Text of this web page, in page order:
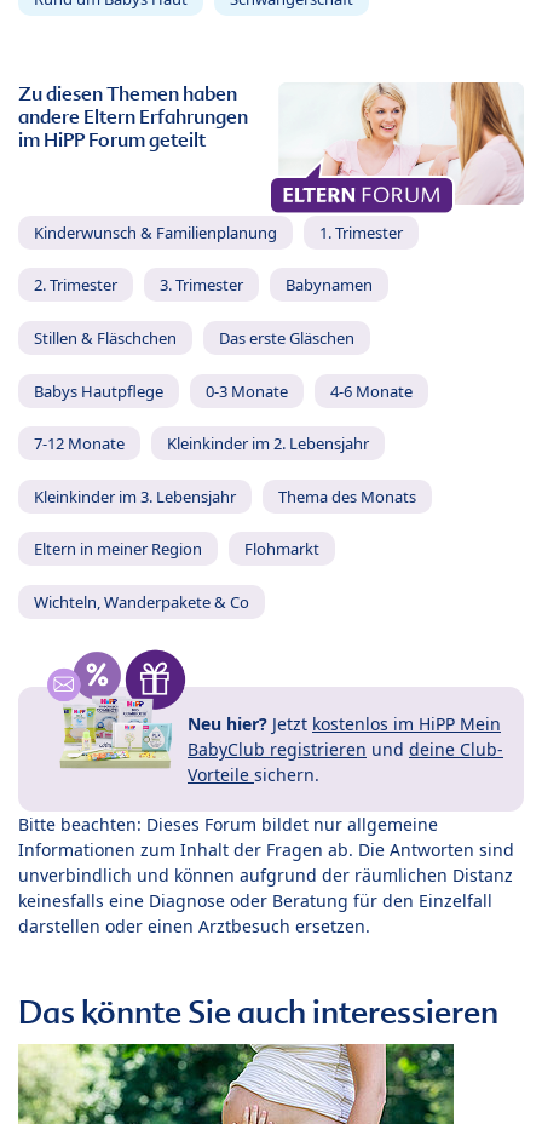
Zu diesen Themen haben
andere Eltern Erfahrungen
im HiPP Forum geteilt
Kinderwunsch & Familienplanung 1. Trimester
2. Trimester 3. Trimester Babynamen
Stillen & Fläschchen Das erste Gläschen
Babys Hautpflege 0-3 Monate 4-6 Monate
7-12 Monate Kleinkinder im 2. Lebensjahr
Kleinkinder im 3. Lebensjahr Thema des Monats
Eltern in meiner Region Flohmarkt
Wichteln, Wanderpakete & Co
Neu hier? Jetzt kostenlos im HiPP Mein
BabyClub registrieren und deine Club-
Vorteile sichern.
Bitte beachten: Dieses Forum bildet nur allgemeine
Informationen zum Inhalt der Fragen ab. Die Antworten sind
unverbindlich und können aufgrund der räumlichen Distanz
keinesfalls eine Diagnose oder Beratung für den Einzelfall
darstellen oder einen Arztbesuch ersetzen.
Das könnte Sie auch interessieren